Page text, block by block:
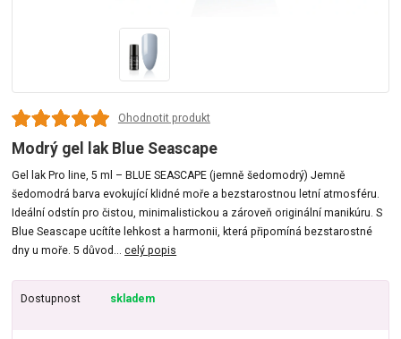
Ohodnotit produkt
Modrý gel lak Blue Seascape
Gel lak Pro line, 5 ml – BLUE SEASCAPE (jemně šedomodrý) Jemně
šedomodrá barva evokující klidné moře a bezstarostnou letní atmosféru.
Ideální odstín pro čistou, minimalistickou a zároveň originální manikúru. S
Blue Seascape ucítíte lehkost a harmonii, která připomíná bezstarostné
dny u moře. 5 důvod...celý popis
Dostupnost skladem